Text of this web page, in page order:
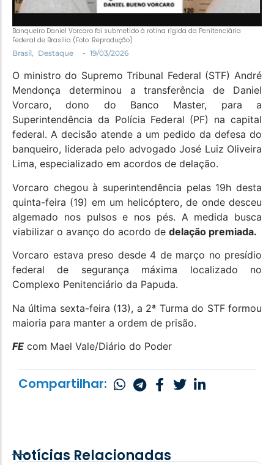
Banqueiro Daniel Vorcaro foi submetido à rotina rígida da Penitenciária
Federal de Brasília (Foto: Reprodução)
Brasil, Destaque - 19/03/2026
O ministro do Supremo Tribunal Federal (STF) André
Mendonça determinou a transferência de Daniel
Vorcaro, dono do Banco Master, para a
Superintendência da Polícia Federal (PF) na capital
federal. A decisão atende a um pedido da defesa do
banqueiro, liderada pelo advogado José Luiz Oliveira
Lima, especializado em acordos de delação.
Vorcaro chegou à superintendência pelas 19h desta
quinta-feira (19) em um helicóptero, de onde desceu
algemado nos pulsos e nos pés. A medida busca
viabilizar o avanço do acordo de delação premiada.
Vorcaro estava preso desde 4 de março no presídio
federal de segurança máxima localizado no
Complexo Penitenciário da Papuda.
Na última sexta-feira (13), a 2ª Turma do STF formou
maioria para manter a ordem de prisão.
FE com Mael Vale/Diário do Poder
Compartilhar:
Notícias Relacionadas